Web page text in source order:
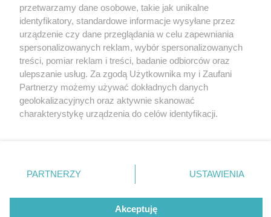
1 / 0
Nie zapomnij
zapoznać się z:
polityką prywatności regulamin korzystania z portali
Twojemiasto
Piekary Śląskie
Chorzów
Tarnowskie Góry
Gliwice
Skontakuj sięz nami
Kontakt
Wydawca
Redakcja
przetwarzamy dane osobowe, takie jak unikalne
identyfikatory, standardowe informacje wysyłane przez
urządzenie czy dane przeglądania w celu zapewniania
spersonalizowanych reklam, wybór spersonalizowanych
treści, pomiar reklam i treści, badanie odbiorców oraz
ulepszanie usług. Za zgodą Użytkownika my i Zaufani
Partnerzy możemy używać dokładnych danych
geolokalizacyjnych oraz aktywnie skanować
charakterystykę urządzenia do celów identyfikacji.
zmienić/wycofać klikając przycisk ustawień prywatności
znajdujący się w lewym dolnym rogu strony
rodzaje przetwarzania danych nie wymagają zgody
użytkownika, ale masz prawo sprzeciwić się takiemu
PARTNERZY USTAWIENIA
Akceptuję